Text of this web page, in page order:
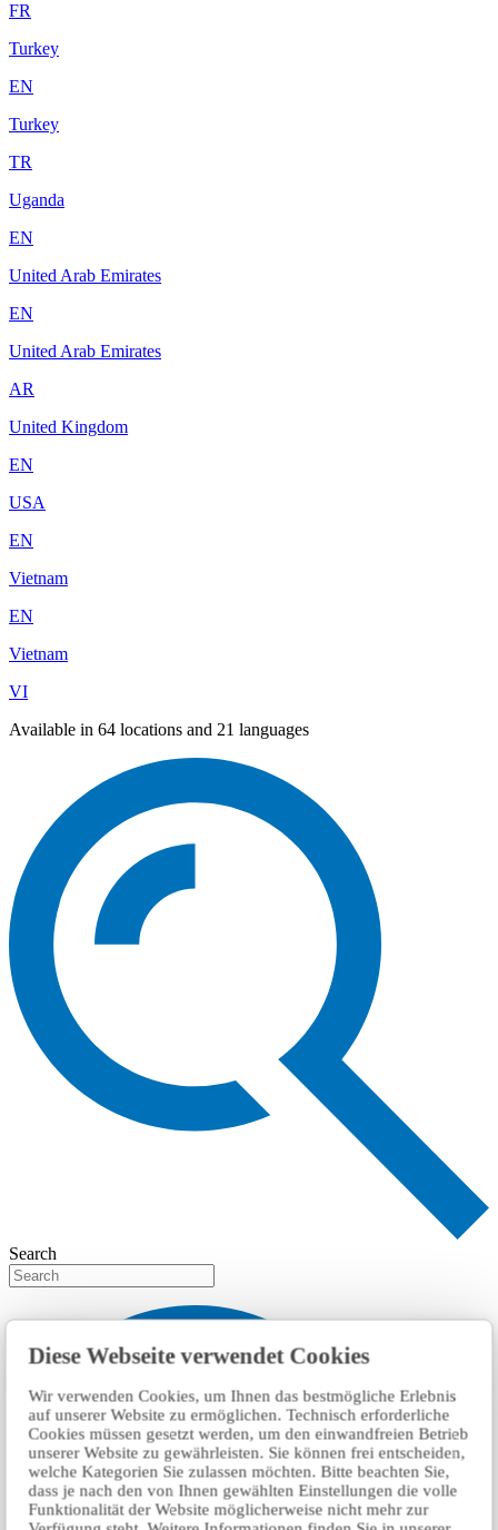
Diese Webseite verwendet Cookies
Wir verwenden Cookies, um Ihnen das bestmögliche Erlebnis
auf unserer Website zu ermöglichen. Technisch erforderliche
Cookies müssen gesetzt werden, um den einwandfreien Betrieb
unserer Website zu gewährleisten. Sie können frei entscheiden,
welche Kategorien Sie zulassen möchten. Bitte beachten Sie,
dass je nach den von Ihnen gewählten Einstellungen die volle
Funktionalität der Website möglicherweise nicht mehr zur
FR
Turkey
EN
Turkey
TR
Uganda
EN
United Arab Emirates
EN
United Arab Emirates
AR
United Kingdom
EN
USA
EN
Vietnam
EN
Vietnam
VI
Available in 64 locations and 21 languages
Search